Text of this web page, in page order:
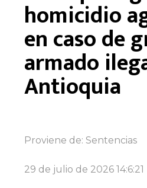
homicidio
en caso de
armado
Antioquia
Proviene de: Sentencias
29 de julio de 2026 14:6:21